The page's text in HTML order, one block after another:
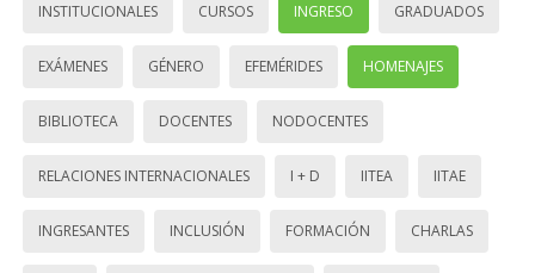
INSTITUCIONALES CURSOS INGRESO GRADUADOS
EXÁMENES GÉNERO EFEMÉRIDES HOMENAJES
BIBLIOTECA DOCENTES NODOCENTES
RELACIONES INTERNACIONALES I + D IITEA IITAE
INGRESANTES INCLUSIÓN FORMACIÓN CHARLAS